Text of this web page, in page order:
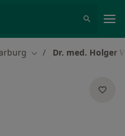
Stadt ändern
Dr. med. Holger